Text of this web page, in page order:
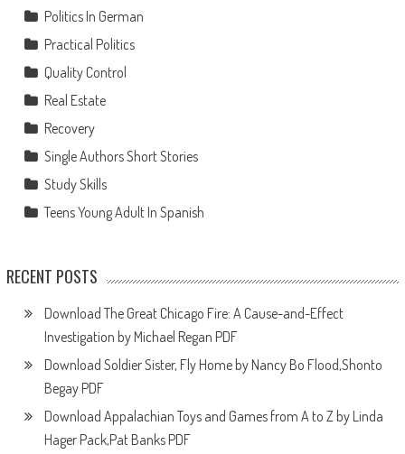
Politics In German
Practical Politics
Quality Control
Real Estate
Recovery
Single Authors Short Stories
Study Skills
Teens Young Adult In Spanish
RECENT POSTS
Download The Great Chicago Fire: A Cause-and-Effect
Investigation by Michael Regan PDF
Download Soldier Sister, Fly Home by Nancy Bo Flood,Shonto
Begay PDF
Download Appalachian Toys and Games from A to Z by Linda
Hager Pack,Pat Banks PDF